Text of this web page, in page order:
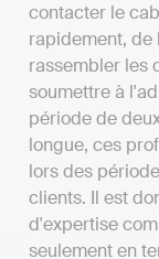
contacter le
rapidement, de
rassembler les
soumettre à
période de
longue, ces
lors des
clients. Il est
d'expertise
seulement en